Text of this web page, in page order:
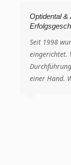
Optidental &
Seit 1998
eingerichtet.
einer Hand.